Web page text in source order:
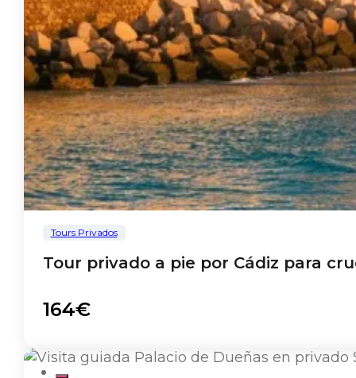
Tours Privados
Tour privado a pie por Cádiz para
164€